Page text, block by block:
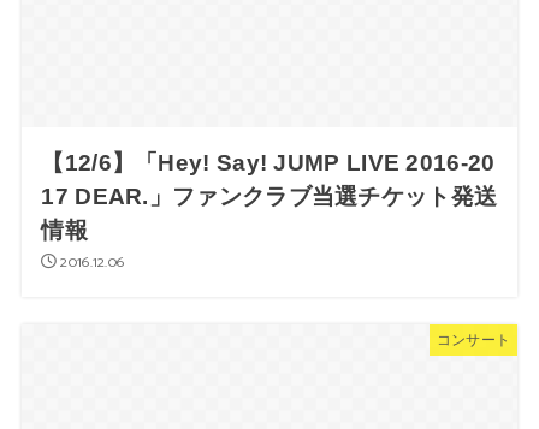
【12/6】「Hey! Say! JUMP LIVE 2016-20
17 DEAR.」ファンクラブ当選チケット発送
情報
2016.12.06
コンサート